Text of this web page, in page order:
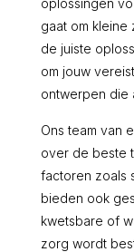
oplossingen
gaat om
de juiste
om jouw
ontwerpen die
Ons team van
over de beste
factoren zoals
bieden ook
kwetsbare of
zorg wordt